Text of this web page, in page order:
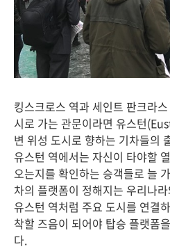
킹스크로스 역과 세인트 판크라
시로 가는 관문이라면 유스턴
변 위성 도시로 향하는 기차들의
유스턴 역에서는 자신이 타야할
오는지를 확인하는 승객들로 늘
차의 플랫폼이 정해지는 우리나
유스턴 역처럼 주요 도시를 연결
착할 즈음이 되어야 탑승 플랫폼
다.